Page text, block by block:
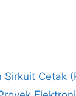
Sirkuit Cetak